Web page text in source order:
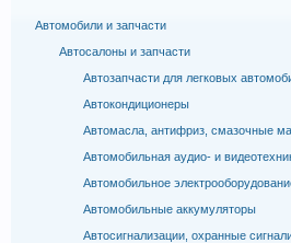
Автомобили и запчасти
Автосалоны и запчасти
Автозапчасти для легковых
Автокондиционеры
Автомасла, антифриз, смазочные
Автомобильная аудио- и
Автомобильное
Автомобильные аккумуляторы
Автосигнализации, охранные